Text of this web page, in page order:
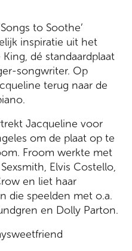
to Soothe’
inspiratie uit het
dé standaardplaat
songwriter. Op
terug naar de
Jacqueline voor
om de plaat op te
Froom werkte met
Elvis Costello,
en liet haar
die speelden met o.a.
en Dolly Parton.